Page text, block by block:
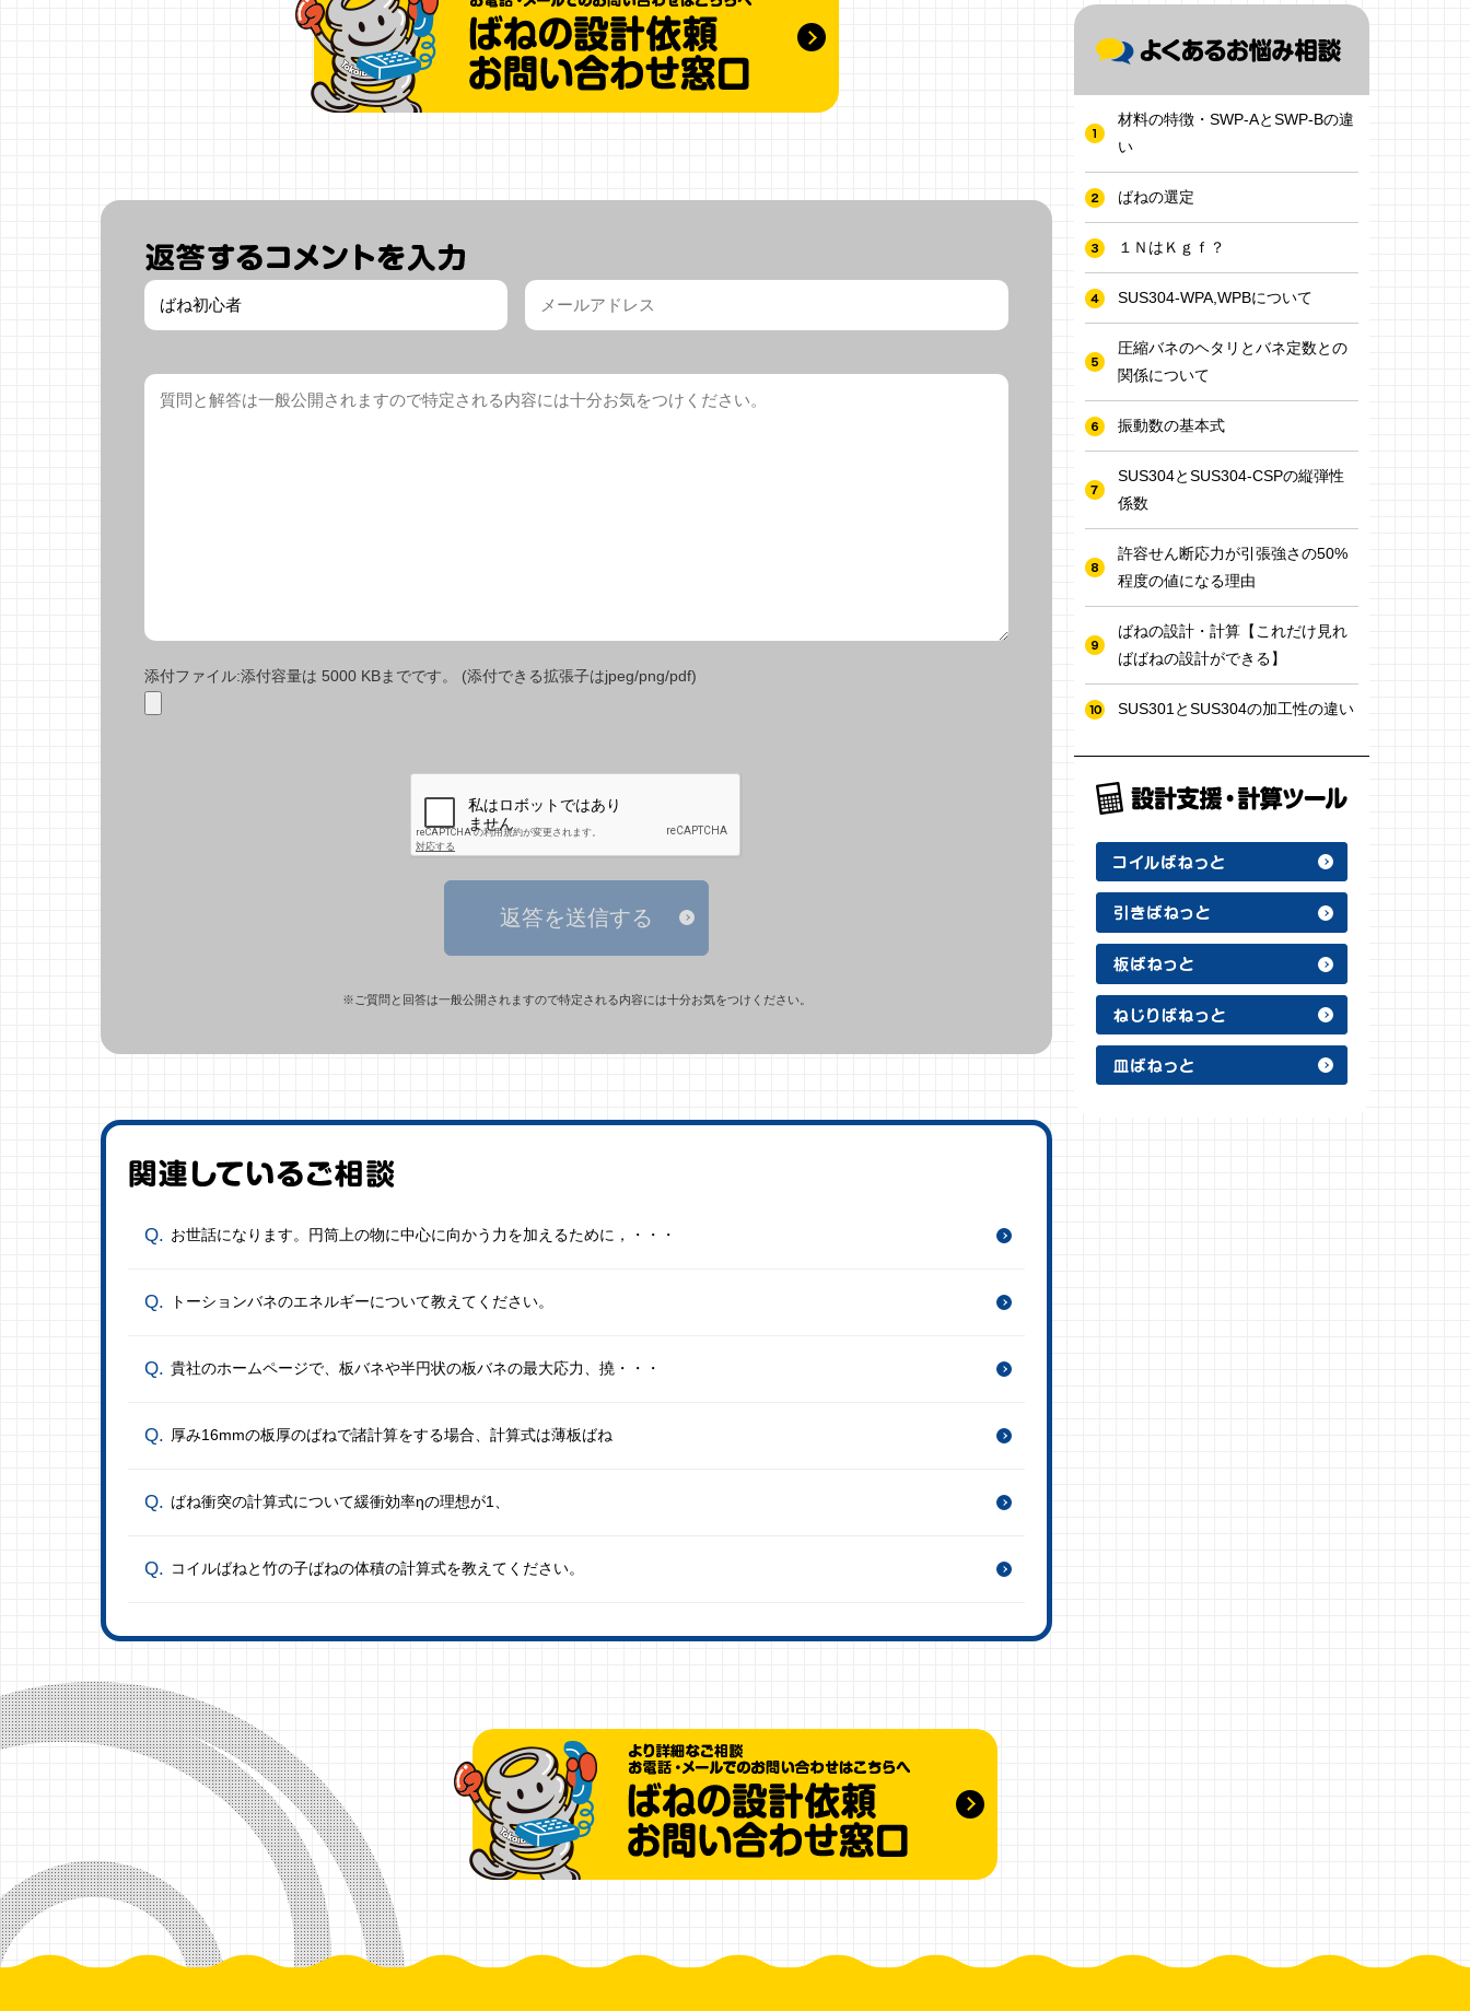
添付ファイル:添付容量は 5000 KBまでです。 (添付できる拡張子はjpeg/png/pdf)
返答を送信する
※ご質問と回答は一般公開されますので特定される内容には十分お気をつけください。
お世話になります。円筒上の物に中心に向かう力を加えるために，・・・
トーションバネのエネルギーについて教えてください。
貴社のホームページで、板バネや半円状の板バネの最大応力、撓・・・
厚み16mmの板厚のばねで諸計算をする場合、計算式は薄板ばね
ばね衝突の計算式について緩衝効率ηの理想が1、
コイルばねと竹の子ばねの体積の計算式を教えてください。
材料の特徴・SWP-AとSWP-Bの違
い
ばねの選定
１ＮはＫｇｆ？
SUS304-WPA,WPBについて
圧縮バネのヘタリとバネ定数との
関係について
振動数の基本式
SUS304とSUS304-CSPの縦弾性
係数
許容せん断応力が引張強さの50%
程度の値になる理由
ばねの設計・計算【これだけ見れ
ばばねの設計ができる】
SUS301とSUS304の加工性の違い